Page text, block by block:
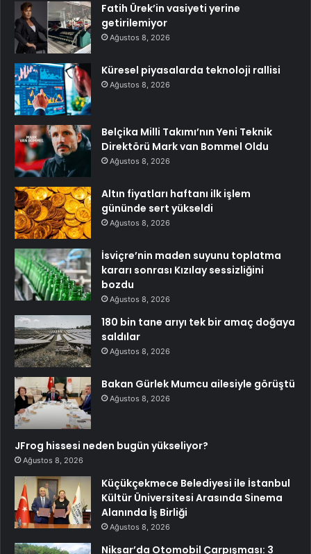
Fatih Ürek’in vasiyeti yerine
getirilemiyor
Ağustos 8, 2026
Küresel piyasalarda teknoloji rallisi
Ağustos 8, 2026
Belçika Milli Takımı’nın Yeni Teknik
Direktörü Mark van Bommel Oldu
Ağustos 8, 2026
Altın fiyatları haftanı ilk işlem
gününde sert yükseldi
Ağustos 8, 2026
İsviçre’nin maden suyunu toplatma
kararı sonrası Kızılay sessizliğini
bozdu
Ağustos 8, 2026
180 bin tane arıyı tek bir amaç doğaya
saldılar
Ağustos 8, 2026
Bakan Gürlek Mumcu ailesiyle görüştü
Ağustos 8, 2026
JFrog hissesi neden bugün yükseliyor?
Ağustos 8, 2026
Küçükçekmece Belediyesi ile İstanbul
Kültür Üniversitesi Arasında Sinema
Alanında İş Birliği
Ağustos 8, 2026
Niksar’da Otomobil Çarpışması: 3